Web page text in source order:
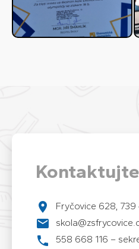
Fryčovice 628, 739
558 668 116 –